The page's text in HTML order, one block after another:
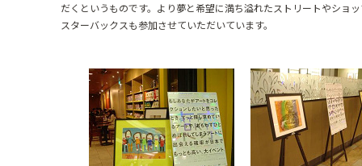
だくというものです。より夢と希望に満ち溢れたストリートやショ
スターバックスも参加させていただいています。